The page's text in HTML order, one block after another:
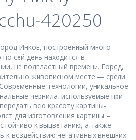
420250
Инков, построенный много
сей день находится в
не подвластный времени. Город,
живописном месте — среди
технологии, уникальное
чернила, используемые при
всю красоту картины-
для изготовления картины –
к выцветанию, а также
к воздействию негативных внешних